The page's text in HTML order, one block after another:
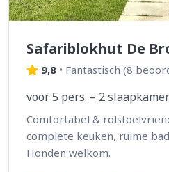
Safariblokhut De
9,8 • Fantastisch (8
voor 5 pers. – 2
Comfortabel &
complete keuken, ruime
Honden welkom.